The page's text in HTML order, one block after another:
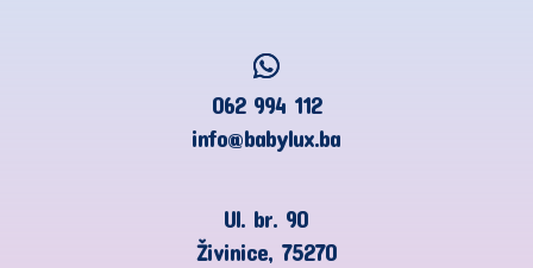
062 994 112
info@babylux.ba
Ul. br. 90
Živinice, 75270